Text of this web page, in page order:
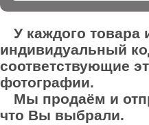
У каждого товара
индивидуальный
соответствующие
фотографии.
Мы продаём и
что Вы выбрали.